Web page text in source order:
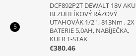
DCF892P2T DEWALT 18V AKU
BEZUHLÍKOVÝ RÁZOVÝ
UTAHOVÁK 1/2" , 813Nm , 2X
BATERIE 5,0AH, NABÍJEČKA,
KUFR T-STAK
€380,46